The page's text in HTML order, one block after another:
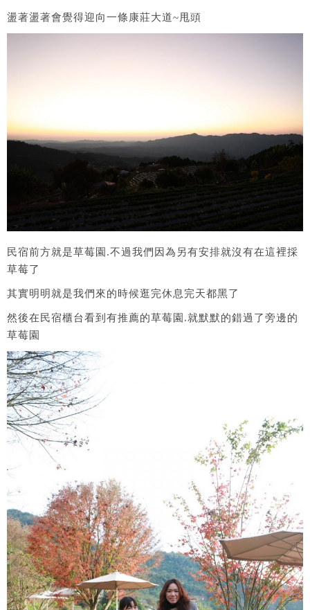
盪著盪著會覺得迎向一條康莊大道~甩頭
民宿前方就是草莓園.不過我們因為另有安排就沒有在這裡採
草莓了
其實明明就是我們來的時候逛完休息完天都黑了
然後在民宿櫃台看到有推薦的草莓園.就默默的錯過了旁邊的
草莓園